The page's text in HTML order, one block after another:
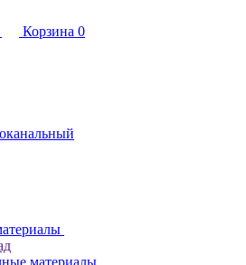
Корзина 0
материалы